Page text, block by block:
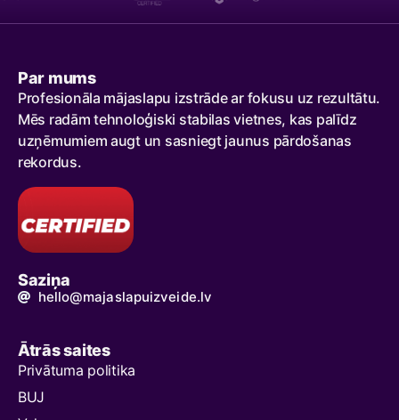
Par mums
Profesionāla mājaslapu izstrāde ar fokusu uz rezultātu.
Mēs radām tehnoloģiski stabilas vietnes, kas palīdz
uzņēmumiem augt un sasniegt jaunus pārdošanas
rekordus.
Saziņa
hello@majaslapuizveide.lv
Ātrās saites
Privātuma politika
BUJ